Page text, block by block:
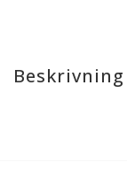
Beskrivning